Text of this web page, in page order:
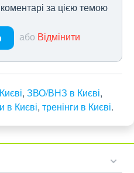
за цією темою
або Відмінити
, ЗВО/ВНЗ в Києві,
в Києві, тренінги в Києві.